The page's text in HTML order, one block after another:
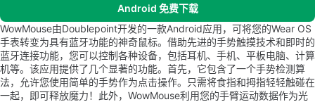
Android 免费下载
WowMouse由Doublepoint开发的一款Android应用，可将您的Wear OS
手表转变为具有蓝牙功能的神奇鼠标。借助先进的手势触摸技术和即时的
蓝牙连接功能，您可以控制各种设备，包括耳机、手机、平板电脑、计算
机等。该应用提供了几个显著的功能。首先，它包含了一个手势检测算
法，允许您使用简单的手势作为点击操作。只需将食指和拇指轻轻触碰在
一起，即可释放魔力！此外，WowMouse利用您的手臂运动数据作为光